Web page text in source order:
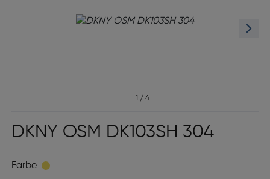
1 / 4
DKNY OSM DK103SH 304
Farbe